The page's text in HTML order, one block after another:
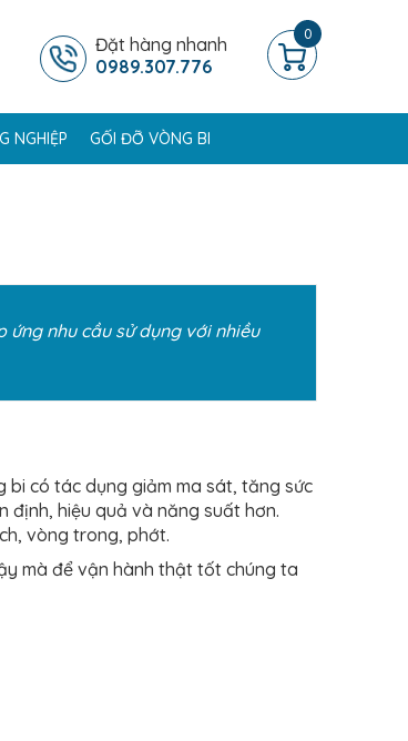
Đặt hàng nhanh
0989.307.776
0
NGHIỆP GỐI ĐỠ VÒNG BI
nhu cầu sử dụng với nhiều
có tác dụng giảm ma sát, tăng sức
hiệu quả và năng suất hơn.
vòng trong, phớt.
mà để vận hành thật tốt chúng ta